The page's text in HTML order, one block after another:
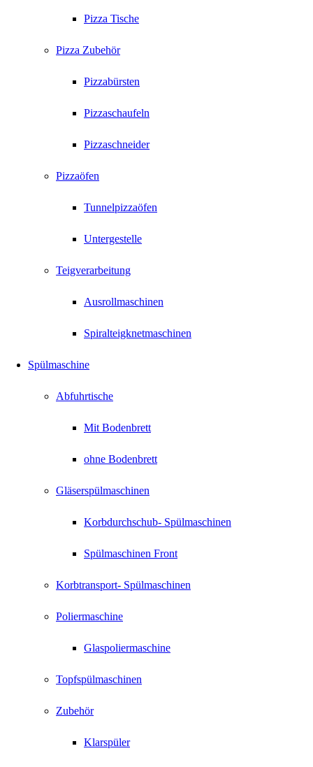
Pizza Tische
Pizza Zubehör
Pizzabürsten
Pizzaschaufeln
Pizzaschneider
Pizzaöfen
Tunnelpizzaöfen
Untergestelle
Teigverarbeitung
Ausrollmaschinen
Spiralteigknetmaschinen
Spülmaschine
Abfuhrtische
Mit Bodenbrett
ohne Bodenbrett
Gläserspülmaschinen
Korbdurchschub- Spülmaschinen
Spülmaschinen Front
Korbtransport- Spülmaschinen
Poliermaschine
Glaspoliermaschine
Topfspülmaschinen
Zubehör
Klarspüler